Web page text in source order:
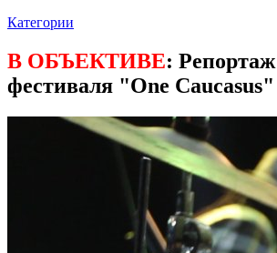
Категории
В ОБЪЕКТИВЕ: Репортаж
фестиваля "One Caucasus"